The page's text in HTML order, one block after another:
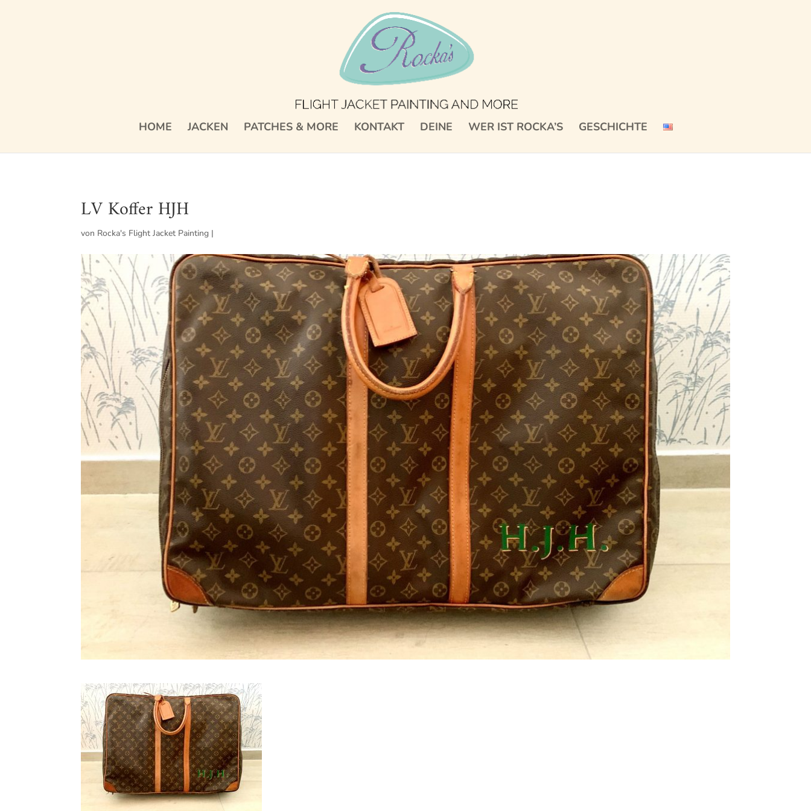
HOME JACKEN PATCHES & MORE KONTAKT DEINE WER IST ROCKA’S GESCHICHTE
LV Koffer HJH
von Rocka's Flight Jacket Painting |